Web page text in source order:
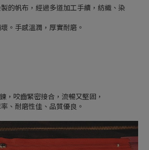
的帆布，經過多道加工手續，紡織、染
。手感溫潤，厚實耐磨。
，咬齒緊密接合，流暢又堅固，
、耐磨性佳、品質優良。